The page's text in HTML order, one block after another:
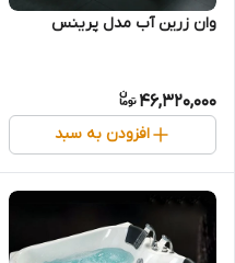
وان زرین آب مدل پرینس
46,320,000
افزودن به سبد